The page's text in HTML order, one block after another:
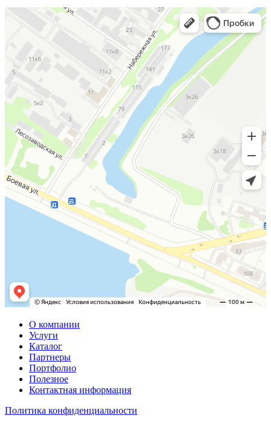
О компании
Услуги
Каталог
Партнеры
Портфолио
Полезное
Контактная информация
Политика конфиденциальности